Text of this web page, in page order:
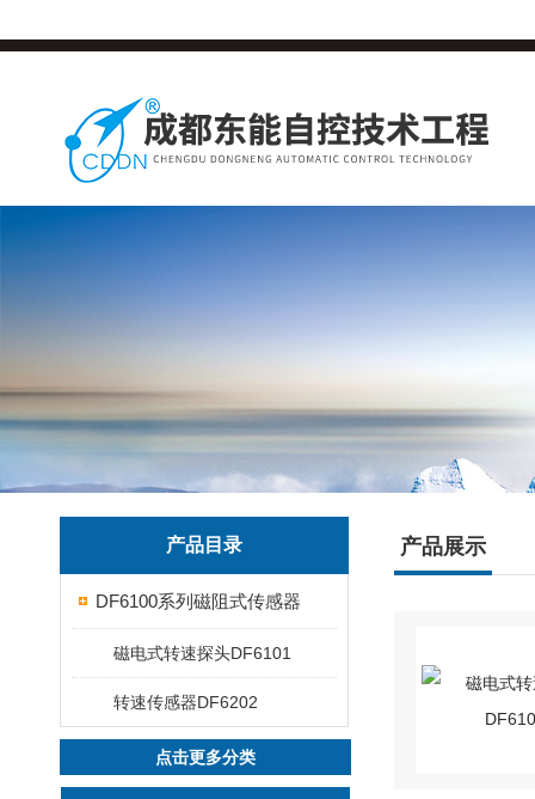
产品目录
DF6100系列磁阻式传感器
磁电式转速探头DF6101
转速传感器DF6202
点击更多分类
产品展示